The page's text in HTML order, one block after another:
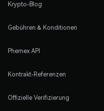
Krypto-Blog
Gebühren & Konditionen
Phemex API
Kontrakt-Referenzen
Offizielle Verifizierung